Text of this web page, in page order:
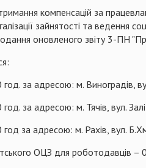
компенсацій за
зайнятості та ведення
оновленого звіту 3-ПН
за адресою: м. Виноградів,
за адресою: м. Тячів, вул.
за адресою: м. Рахів, вул.
ОЦЗ для роботодавців